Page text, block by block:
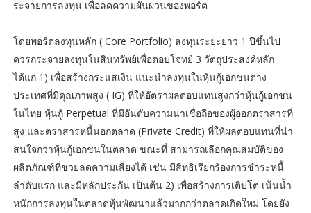
ระจายการลงทุน เพื่อลดความผันผวนของพอร์ต
โดยพอร์ตลงทุนหลัก ( Core Portfolio) ลงทุนระยะยาว 1 ปีขึ้นไป
ควรกระจายลงทุนในสินทรัพย์เพื่อตอบโจทย์ 3 วัตถุประสงค์หลัก
ได้แก่ 1) เพื่อสร้างกระแสเงิน แนะนำลงทุนในหุ้นกู้เอกชนต่าง
ประเทศที่มีคุณภาพสูง ( IG) ที่ให้อัตราผลตอบแทนสูงกว่าหุ้นกู้เอกชน
ในไทย หุ้นกู้ Perpetual ที่มีอันดับความน่าเชื่อถือของผู้ออกตราสารที่
สูง และตราสารหนี้นอกตลาด (Private Credit) ที่ให้ผลตอบแทนที่น่า
สนใจกว่าหุ้นกู้เอกชนในตลาด ขณะที่ สามารถเลือกคุณสมบัติของ
ผลิตภัณฑ์ที่ช่วยลดความเสี่ยงได้ เช่น มีสิทธิเรียกร้องการชำระหนี้
ลำดับแรก และมีหลักประกัน เป็นต้น 2) เพื่อสร้างการเติบโต เน้นน้ำ
หนักการลงทุนในตลาดหุ้นพัฒนาแล้วมากกว่าตลาดเกิดใหม่ โดยยัง